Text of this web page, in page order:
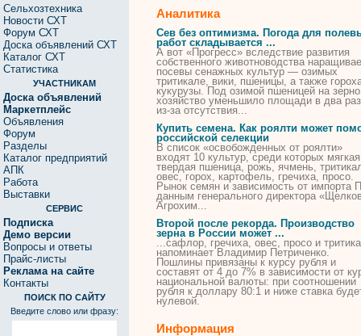
Сельхозтехника
Новости СХТ
Форум СХТ
Доска объявлений СХТ
Каталог СХТ
Статистика
УЧАСТНИКАМ
Доска объявлений
Маркетплейс
Объявления
Форум
Разделы
Каталог предприятий
АПК
Работа
Выставки
СЕРВИС
Подписка
Демо версии
Вопросы и ответы
Прайс-листы
Реклама на сайте
Контакты
ПОИСК ПО САЙТУ
Введите слово или фразу:
Аналитика
Сев без оптимизма. Погода для
работ складывается ...
А вот «Прогресс» вследствие развития
собственного животноводства
посевы сенажных культур — озимых
тритикале, вики, пшеницы, а также
кукурузы. Под озимой пшеницей на зерно
хозяйство уменьшило площади в два
из-за отсутствия...
Купить семена. Как роялти может
российской селекции
В список «освобожденных от роялти»
входят 10 культур, среди которых
твердая пшеница, рожь, ячмень,
овес, горох, картофель, гречиха, просо.
Рынок семян и зависимость от импорта
данным генерального директора
Агрохим...
Второй после рекорда. Производство
зерна в России может ...
...сафлор, гречиха, овес, просо и
напоминает Владимир Петриченко.
Пошлины привязаны к курсу рубля и
составят от 4 до 7% в зависимости от
национальной валюты: при соотношении
рубля к доллару 80:1 и ниже ставка
нулевой.
Информация